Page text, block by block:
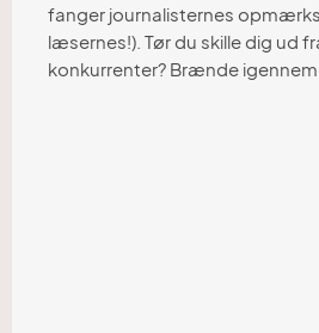
fanger journalisternes
læsernes!). Tør du skille dig ud
konkurrenter? Brænde igennem